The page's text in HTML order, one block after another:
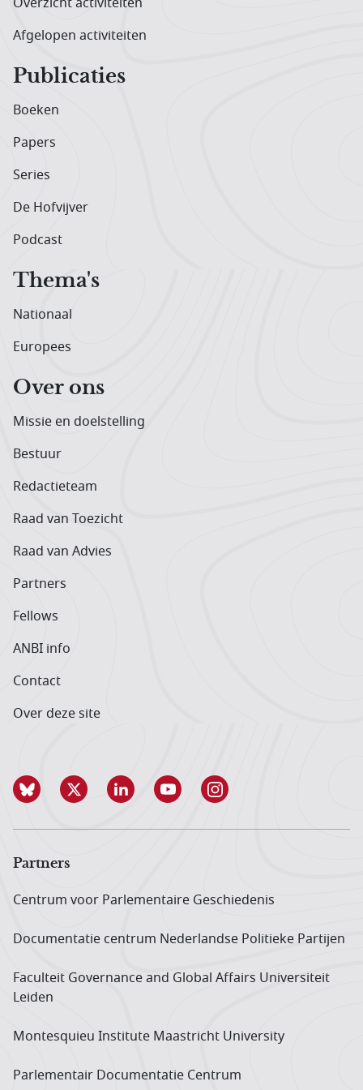
Afgelopen activiteiten
Publicaties
Boeken
Papers
Series
De Hofvijver
Podcast
Thema's
Nationaal
Europees
Over ons
Missie en doelstelling
Bestuur
Redactieteam
Raad van Toezicht
Raad van Advies
Partners
Fellows
ANBI info
Contact
Over deze site
Partners
Centrum voor Parlementaire Geschiedenis
Documentatie centrum Neder­landse Politieke Partijen
Faculteit Governance and Global Affairs Universiteit
Leiden
Montesquieu Institute Maastricht University
Parlementair Documentatie Centrum